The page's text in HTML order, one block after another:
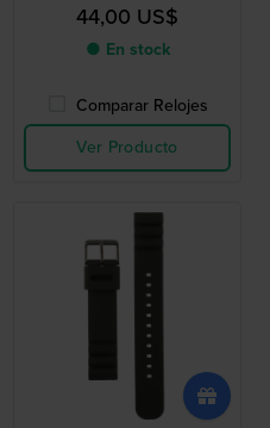
44,00 US$
● En stock
Comparar Relojes
Ver Producto